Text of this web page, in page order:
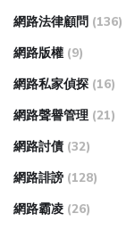
網路法律顧問 (136)
網路版權 (9)
網路私家偵探 (16)
網路聲譽管理 (21)
網路討債 (32)
網路誹謗 (128)
網路霸凌 (26)